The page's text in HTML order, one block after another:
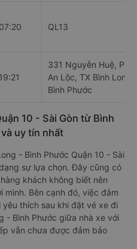
QL13
331 Nguyễn Huệ,
An Lộc, TX Bình Long,
Bình Phước
10 - Sài Gòn từ Bình
uy tín nhất
- Bình Phước Quận 10 - Sài
sự lựa chọn. Đây cũng có
khách không biết nên
mình. Bên cạnh đó, việc đảm
thích sau khi đặt vé xe đi
- Bình Phước giữa nhà xe với
vẫn chưa được đảm bảo